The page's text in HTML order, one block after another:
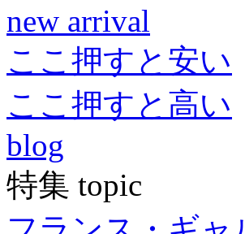
new arrival
ここ押すと安い
ここ押すと高い
blog
特集 topic